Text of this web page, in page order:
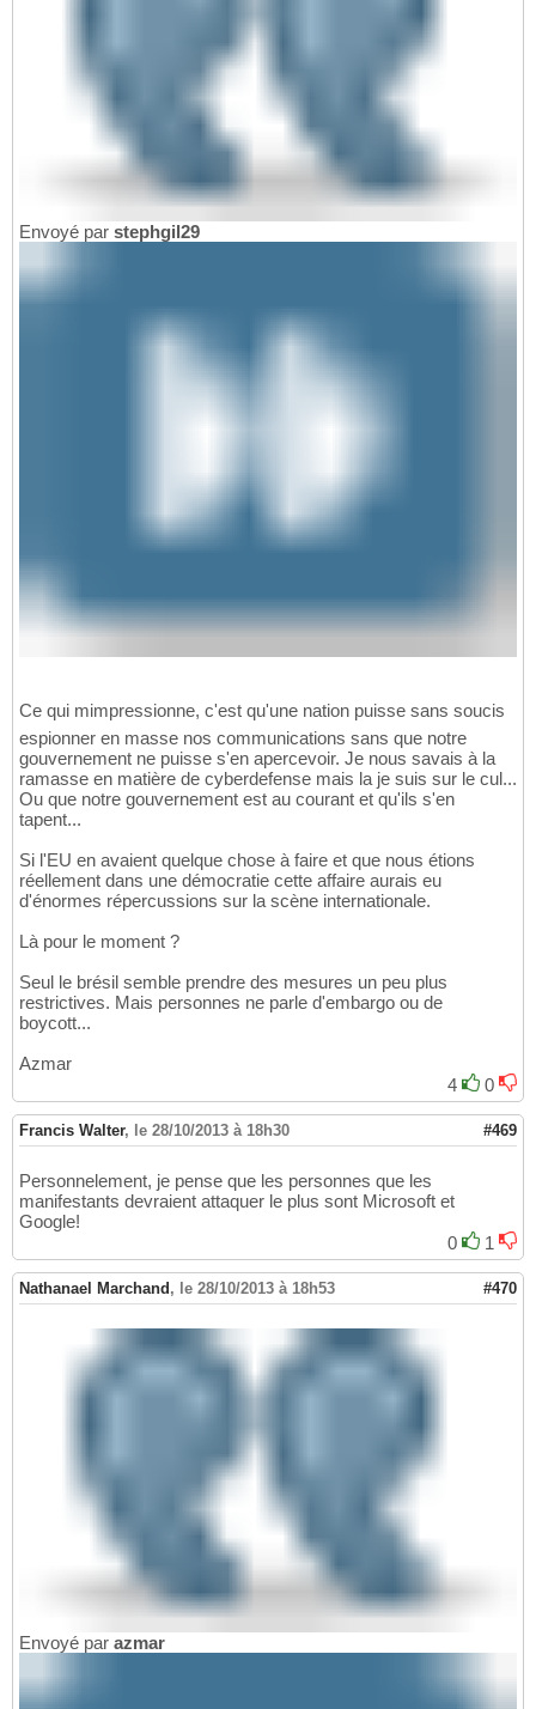
Envoyé par stephgil29
Ce qui mimpressionne, c'est qu'une nation puisse sans soucis
espionner en masse nos communications sans que notre
gouvernement ne puisse s'en apercevoir. Je nous savais à la
ramasse en matière de cyberdefense mais la je suis sur le cul...
Ou que notre gouvernement est au courant et qu'ils s'en
tapent...
Si l'EU en avaient quelque chose à faire et que nous étions
réellement dans une démocratie cette affaire aurais eu
d'énormes répercussions sur la scène internationale.
Là pour le moment ?
Seul le brésil semble prendre des mesures un peu plus
restrictives. Mais personnes ne parle d'embargo ou de
boycott...
Azmar
4
0
Francis Walter, le 28/10/2013 à 18h30 #469
Personnelement, je pense que les personnes que les
manifestants devraient attaquer le plus sont Microsoft et
Google!
0
1
Nathanael Marchand, le 28/10/2013 à 18h53 #470
Envoyé par azmar